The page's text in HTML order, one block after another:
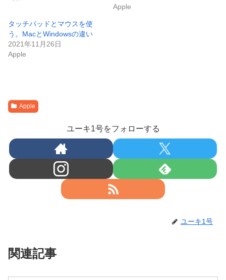
Apple
タッチパッドとマウスを使
う。MacとWindowsの違い
2021年11月26日
Apple
Apple
ユーキ1号をフォローする
ユーキ1号
関連記事